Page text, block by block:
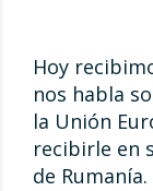
Hoy
nos habla
la Unión
recibirle en
de Rumanía.